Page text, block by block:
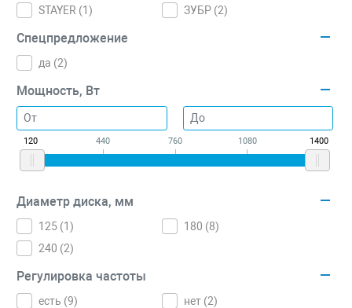
STAYER (1 ) ЗУБР (2)
Спецпредложение
да (2)
Мощность, Вт
120 440 760 1080 1400
Диаметр диска, мм
125 (1 ) 180 (8)
240 (2)
Регулировка частоты
есть (9) нет (2)